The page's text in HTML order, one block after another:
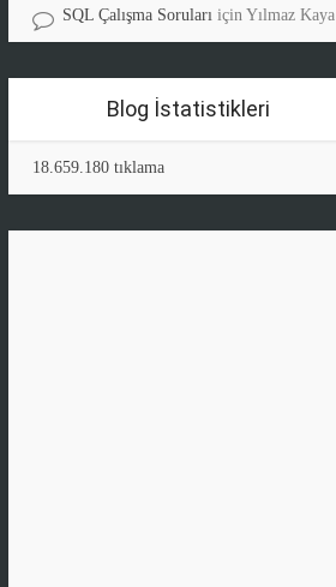
SQL Çalışma Soruları için Yılmaz Kaya
Blog İstatistikleri
18.659.180 tıklama